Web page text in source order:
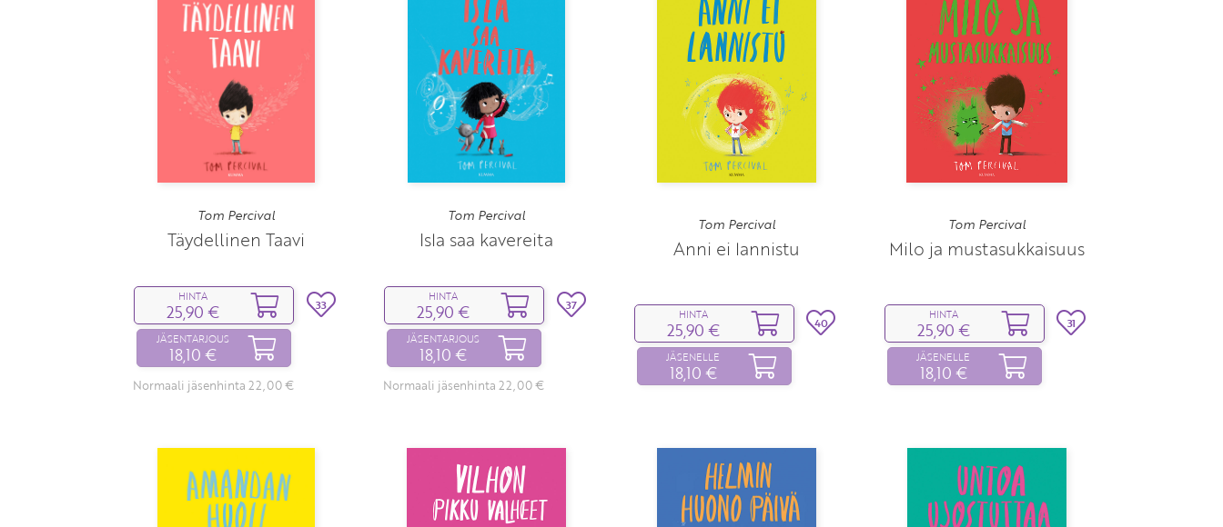
Tom Percival
Täydellinen Taavi
HINTA
25,90 €
JÄSENTARJOUS
18,10 €
Normaali jäsenhinta 22,00 €
33
Tom Percival
Isla saa kavereita
HINTA
25,90 €
JÄSENTARJOUS
18,10 €
Normaali jäsenhinta 22,00 €
37
Tom Percival
Anni ei lannistu
HINTA
25,90 €
JÄSENELLE
18,10 €
40
Tom Percival
Milo ja mustasukkaisuus
HINTA
25,90 €
JÄSENELLE
18,10 €
31